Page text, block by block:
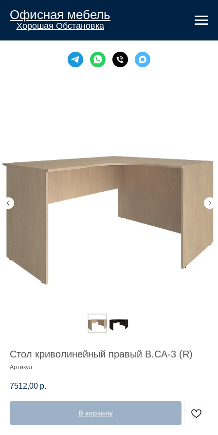
Офисная мебель
Хорошая Обстановка
Стол криволинейный правый В.СА-3 (R)
Артикул:
7512,00 р.
В корзину